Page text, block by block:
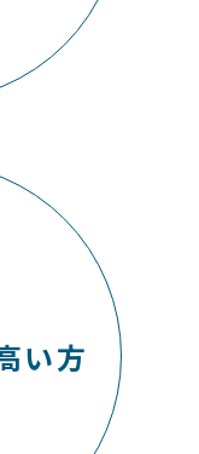
い方